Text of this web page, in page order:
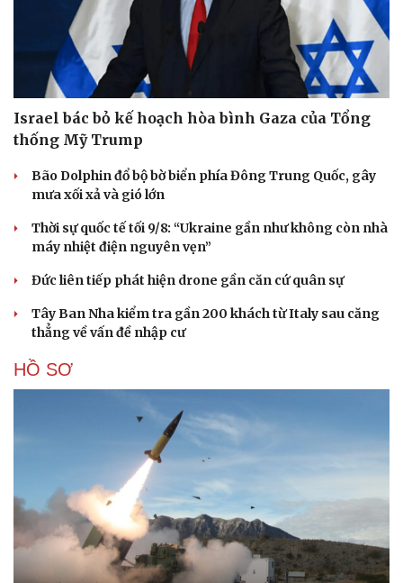
Sân khấu - Điện ảnh
Âm nhạc
Giải trí
Israel bác bỏ kế hoạch hòa bình Gaza của Tổng
thống Mỹ Trump
Bão Dolphin đổ bộ bờ biển phía Đông Trung Quốc, gây
mưa xối xả và gió lớn
Thời sự quốc tế tối 9/8: “Ukraine gần như không còn nhà
máy nhiệt điện nguyên vẹn”
Đức liên tiếp phát hiện drone gần căn cứ quân sự
Tây Ban Nha kiểm tra gần 200 khách từ Italy sau căng
thẳng về vấn đề nhập cư
HỒ SƠ